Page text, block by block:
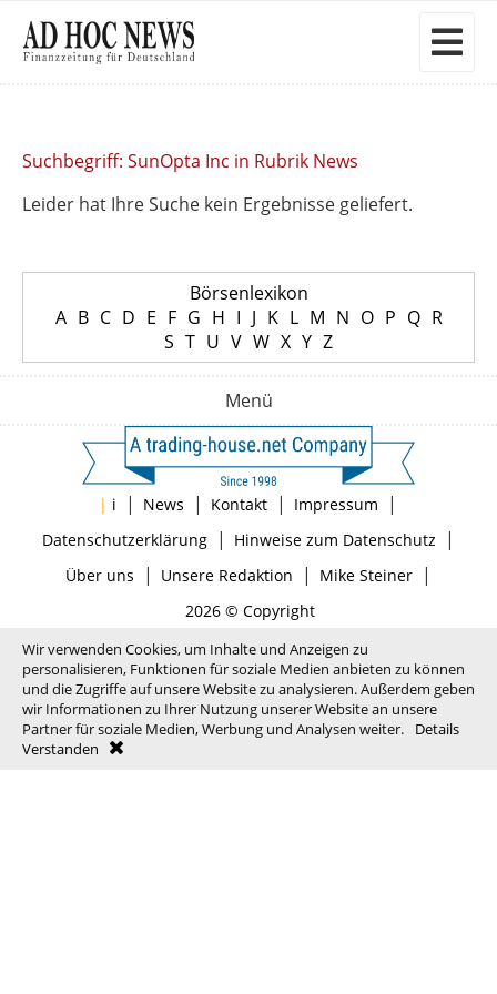
Suchbegriff: SunOpta Inc in Rubrik News
Leider hat Ihre Suche kein Ergebnisse geliefert.
Börsenlexikon
A B C D E F G H I J K L M N O P Q R
S T U V W X Y Z
Menü
| i | News | Kontakt | Impressum |
Datenschutzerklärung| Hinweise zum Datenschutz |
Über uns | Unsere Redaktion | Mike Steiner|
2026 © Copyright
Wir verwenden Cookies, um Inhalte und Anzeigen zu
personalisieren, Funktionen für soziale Medien anbieten zu können
und die Zugriffe auf unsere Website zu analysieren. Außerdem geben
wir Informationen zu Ihrer Nutzung unserer Website an unsere
Partner für soziale Medien, Werbung und Analysen weiter.
Details
Verstanden